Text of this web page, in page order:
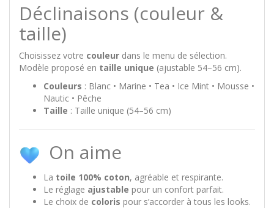
Déclinaisons (couleur &
taille)
Choisissez votre couleur dans le menu de sélection.
Modèle proposé en taille unique (ajustable 54–56 cm).
Couleurs : Blanc • Marine • Tea • Ice Mint • Mousse •
Nautic • Pêche
Taille : Taille unique (54–56 cm)
On aime
La toile 100% coton, agréable et respirante.
Le réglage ajustable pour un confort parfait.
Le choix de coloris pour s’accorder à tous les looks.